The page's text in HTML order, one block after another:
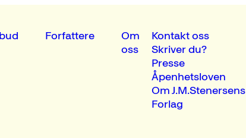
Forfattere
Om
oss
Kontakt oss
Skriver du?
Presse
Åpenhetsloven
Om J.M.Stenersens
Forlag